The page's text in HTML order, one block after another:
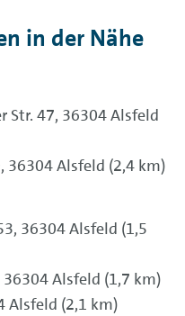
in der Nähe
Str. 47, 36304 Alsfeld
36304 Alsfeld (2,4 km)
36304 Alsfeld (1,5
36304 Alsfeld (1,7 km)
Alsfeld (2,1 km)